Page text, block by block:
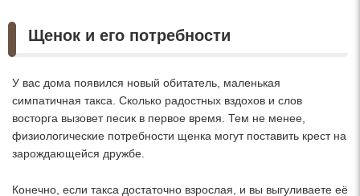
Щенок и его потребности
У вас дома появился новый обитатель, маленькая
симпатичная такса. Сколько радостных вздохов и слов
восторга вызовет песик в первое время. Тем не менее,
физиологические потребности щенка могут поставить крест на
зарождающейся дружбе.
Конечно, если такса достаточно взрослая, и вы выгуливаете её